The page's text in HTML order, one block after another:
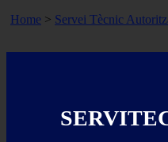
Home > Servei Tècnic